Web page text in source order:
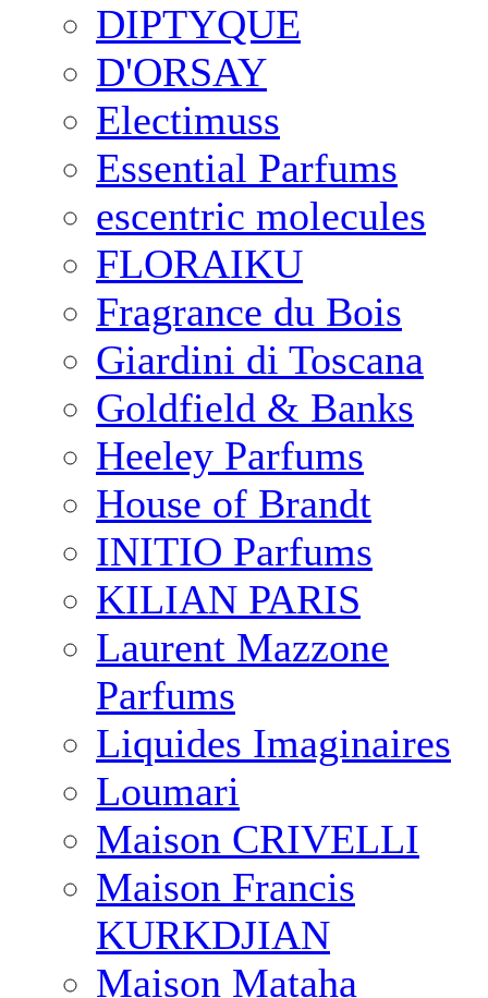
DIPTYQUE
D'ORSAY
Electimuss
Essential Parfums
escentric molecules
FLORAIKU
Fragrance du Bois
Giardini di Toscana
Goldfield & Banks
Heeley Parfums
House of Brandt
INITIO Parfums
KILIAN PARIS
Laurent Mazzone
Parfums
Liquides Imaginaires
Loumari
Maison CRIVELLI
Maison Francis
KURKDJIAN
Maison Mataha